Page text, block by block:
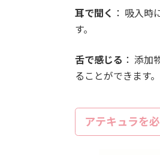
耳で聞く ： 吸入時
す。
舌で感じる ： 添加
ることができます。
アテキュラを